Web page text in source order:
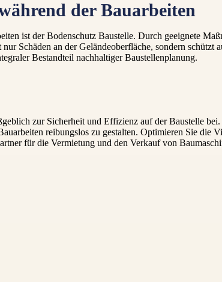
der Bauarbeiten
ist der Bodenschutz Baustelle. Durch geeignete
Schäden an der Geländeoberfläche, sondern
Bestandteil nachhaltiger Baustellenplanung.
zur Sicherheit und Effizienz auf der Baustelle
reibungslos zu gestalten. Optimieren Sie
für die Vermietung und den Verkauf von